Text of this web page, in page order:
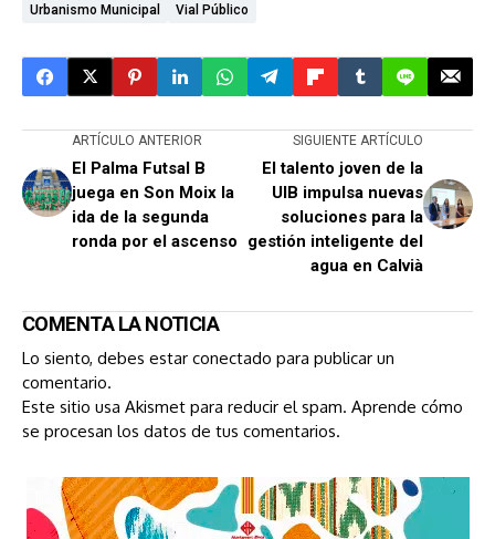
Urbanismo Municipal
Vial Público
ARTÍCULO ANTERIOR
El Palma Futsal B
juega en Son Moix la
ida de la segunda
ronda por el ascenso
SIGUIENTE ARTÍCULO
El talento joven de la
UIB impulsa nuevas
soluciones para la
gestión inteligente del
agua en Calvià
COMENTA LA NOTICIA
Lo siento, debes estar conectado para publicar un
comentario.
Este sitio usa Akismet para reducir el spam. Aprende cómo
se procesan los datos de tus comentarios.